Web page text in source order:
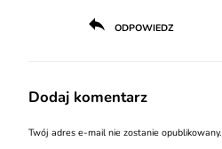
ODPOWIEDZ
Dodaj komentarz
Twój adres e-mail nie zostanie opublikowany.